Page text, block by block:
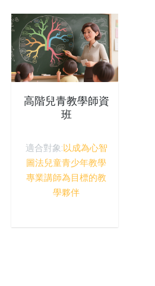
高階兒青教學師資
班
適合對象:以成為心智
圖法兒童青少年教學
專業講師為目標的教
學夥伴